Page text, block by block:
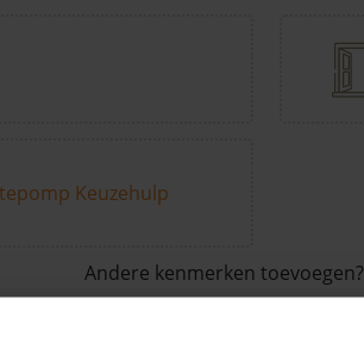
Keuzehulp
Andere kenmerken toevoegen?